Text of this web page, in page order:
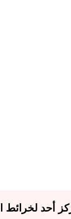
أحد لخرائط